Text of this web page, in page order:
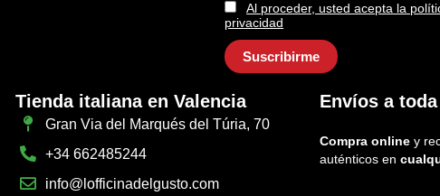
Al proceder, usted acepta la
privacidad
Tienda italiana en Valencia
Gran Via del Marqués del Túria, 70
+34 662485244
info@lofficinadelgusto.com
Envíos a
Compra online y
auténticos en